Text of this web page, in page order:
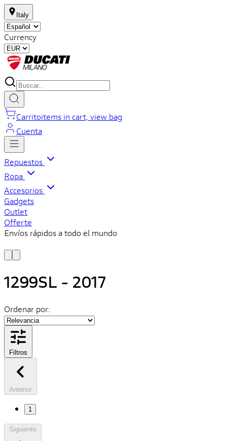
Italy
Currency
Carritoitems in cart, view bag
Cuenta
Repuestos
Ropa
Accesorios
Gadgets
Outlet
Offerte
Envíos rápidos a todo el mundo
1299SL - 2017
Ordenar por:
Filtros
Anterior
1